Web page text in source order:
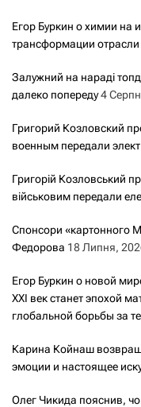
Егор Буркин о химии на
трансформации отрасли
Залужний на нараді
далеко попереду4
Григорий Козловский
военным передали
Григорій Козловський
військовим передали
Спонсори «картонного
Федорова 18 Липня,
Егор Буркин о новой
XXI век станет эпохой
глобальной борьбы за
Карина Койнаш
эмоции и настоящее
Олег Чикида пояснив,